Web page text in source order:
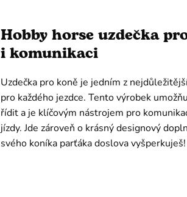
Hobby horse uzdečka
i komunikaci
Uzdečka pro koně je jedním z
pro každého jezdce. Tento výrobek
řídit a je klíčovým nástrojem pro
jízdy. Jde zároveň o krásný designový
svého koníka parťáka doslova vyšperkuješ!